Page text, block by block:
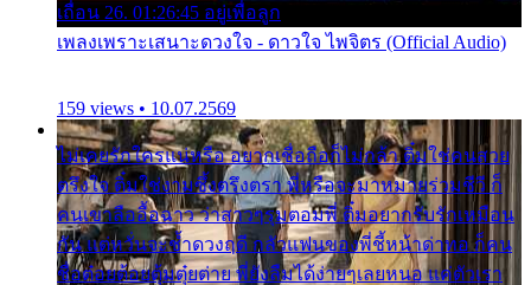
เถื่อน 26. 01:26:45 อยู่เพื่อลูก
เพลงเพราะเสนาะดวงใจ - ดาวใจ ไพจิตร (Official Audio)
159 views • 10.07.2569
ไม่เคยรักใครแน่หรือ อยากเชื่อถือก็ไม่กล้า ติ๋มใช่คนสวย
ตรึงใจ ติ๋มใช่งามซึ้งตรึงตรา พี่หรือจะมาหมายร่วมชีวี ก็
คนเขาลืออื้อฉาว ว่าสาวๆรุมตอมพี่ ติ๋มอยากรับรักเหมือน
กัน แต่หวั่นจะช้ำดวงฤดี กลัวแฟนของพี่ชี้หน้าด่าทอ ก็คน
ชื่อต๋อยต้อยตุ้มตุ๋ยต่าย พี่ยังลืมได้ง่ายๆเลยหนอ แค่ตัวเรา